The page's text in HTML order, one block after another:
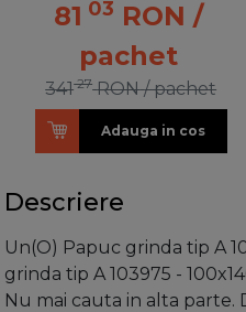
81 03 RON /
pachet
34127 RON / pachet
Adauga in cos
Descriere
Un(O) Papuc grinda tip A
grinda tip A 103975 -
Nu mai cauta in alta parte.